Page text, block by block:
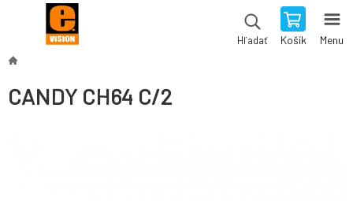
Hľadať Košík Menu
CANDY CH64 C/2